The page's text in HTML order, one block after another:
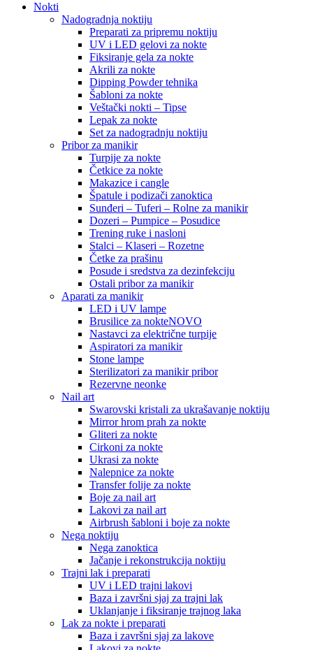
Nokti
Nadogradnja noktiju
Preparati za pripremu noktiju
UV i LED gelovi za nokte
Fiksiranje gela za nokte
Akrili za nokte
Dipping Powder tehnika
Šabloni za nokte
Veštački nokti – Tipse
Lepak za nokte
Set za nadogradnju noktiju
Pribor za manikir
Turpije za nokte
Četkice za nokte
Makazice i cangle
Špatule i podizači zanoktica
Sunđeri – Tuferi – Rolne za manikir
Dozeri – Pumpice – Posudice
Trening ruke i nasloni
Stalci – Klaseri – Rozetne
Četke za prašinu
Posude i sredstva za dezinfekciju
Ostali pribor za manikir
Aparati za manikir
LED i UV lampe
Brusilice za nokteNOVO
Nastavci za električne turpije
Aspiratori za manikir
Stone lampe
Sterilizatori za manikir pribor
Rezervne neonke
Nail art
Swarovski kristali za ukrašavanje noktiju
Mirror hrom prah za nokte
Gliteri za nokte
Cirkoni za nokte
Ukrasi za nokte
Nalepnice za nokte
Transfer folije za nokte
Boje za nail art
Lakovi za nail art
Airbrush šabloni i boje za nokte
Nega noktiju
Nega zanoktica
Jačanje i rekonstrukcija noktiju
Trajni lak i preparati
UV i LED trajni lakovi
Baza i završni sjaj za trajni lak
Uklanjanje i fiksiranje trajnog laka
Lak za nokte i preparati
Baza i završni sjaj za lakove